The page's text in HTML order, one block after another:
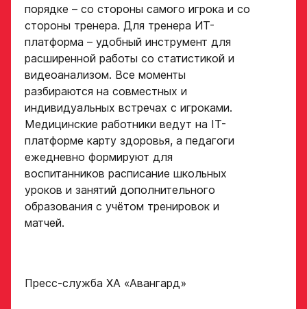
порядке – со стороны самого игрока и со
стороны тренера. Для тренера ИТ-
платформа – удобный инструмент для
расширенной работы со статистикой и
видеоанализом. Все моменты
разбираются на совместных и
индивидуальных встречах с игроками.
Медицинские работники ведут на IT-
платформе карту здоровья, а педагоги
ежедневно формируют для
воспитанников расписание школьных
уроков и занятий дополнительного
образования с учётом тренировок и
матчей.
Пресс-служба ХА «Авангард»
Нажимая кнопку
«Отправить»,
вы принимаете
условия
обработки
персональных
данных
Ассоциации
ХК Авангард
Отправленная заявка
попадает в базу
скаутского отдела
Академии «Авангард»
В случае положительного
в заявке номеру!
Поместите в строку ответа
хранилище, на которое
загружены видео
ФИО законного
представителя
Номер телефона